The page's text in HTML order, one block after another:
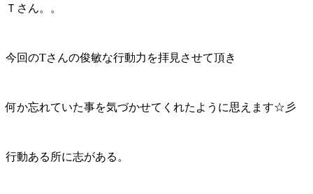
Ｔさん。。
今回のTさんの俊敏な行動力を拝見させて頂き
何か忘れていた事を気づかせてくれたように思えます☆彡
行動ある所に志がある。